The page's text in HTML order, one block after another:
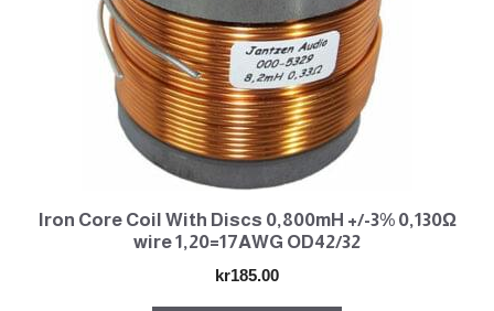
Iron Core Coil With Discs 0,800mH +/-3% 0,130Ω
wire 1,20=17AWG OD42/32
kr185.00